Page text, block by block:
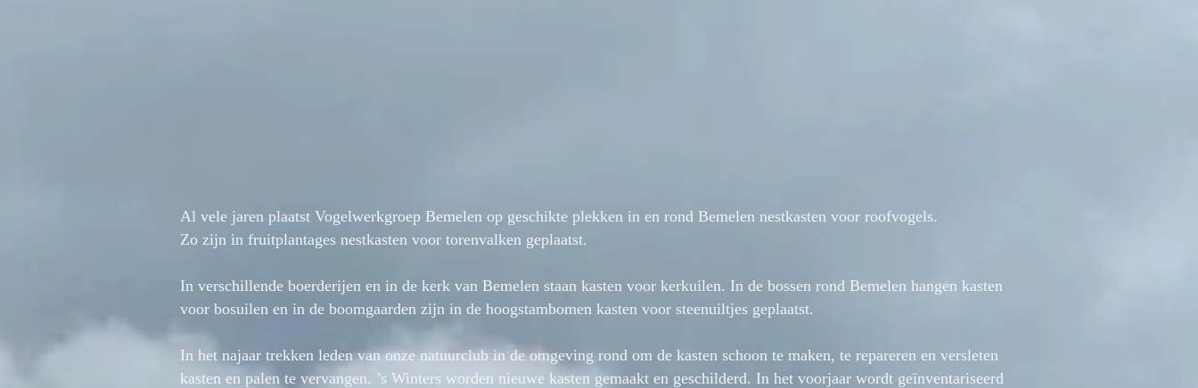
Al vele jaren plaatst Vogelwerkgroep Bemelen op geschikte plekken in en rond Bemelen nestkasten voor roofvogels.
Zo zijn in fruitplantages nestkasten voor torenvalken geplaatst.
In verschillende boerderijen en in de kerk van Bemelen staan kasten voor kerkuilen. In de bossen rond Bemelen hangen kasten
voor bosuilen en in de boomgaarden zijn in de hoogstambomen kasten voor steenuiltjes geplaatst.
In het najaar trekken leden van onze natuurclub in de omgeving rond om de kasten schoon te maken, te repareren en versleten
kasten en palen te vervangen. ’s Winters worden nieuwe kasten gemaakt en geschilderd. In het voorjaar wordt geïnventariseerd